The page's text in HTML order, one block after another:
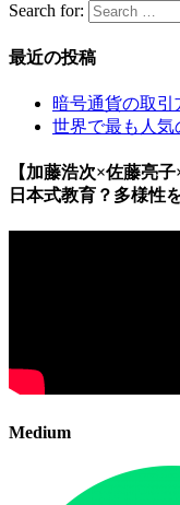
Search for:
最近の投稿
暗号通貨の取引
世界で最も人
【加藤浩次×佐藤亮
日本式教育？多様性
Medium